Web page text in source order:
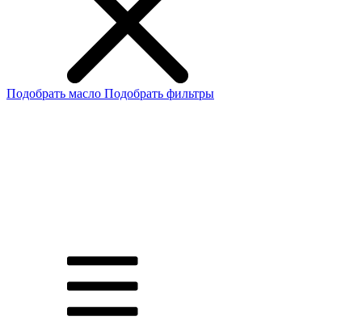
Подобрать масло Подобрать фильтры